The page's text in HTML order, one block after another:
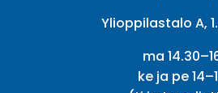
Ylioppilastalo A,
ma
ke ja pe